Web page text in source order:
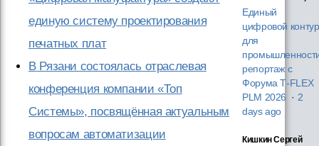
единую систему проектирования
печатных плат
В Рязани состоялась отраслевая
конференция компании «Топ
Системы», посвящённая актуальным
вопросам автоматизации
Единый
цифровой контур
для
репортаж с
Форума T‑FLEX
PLM 2026 · 2
days ago
Кишкин Сергей